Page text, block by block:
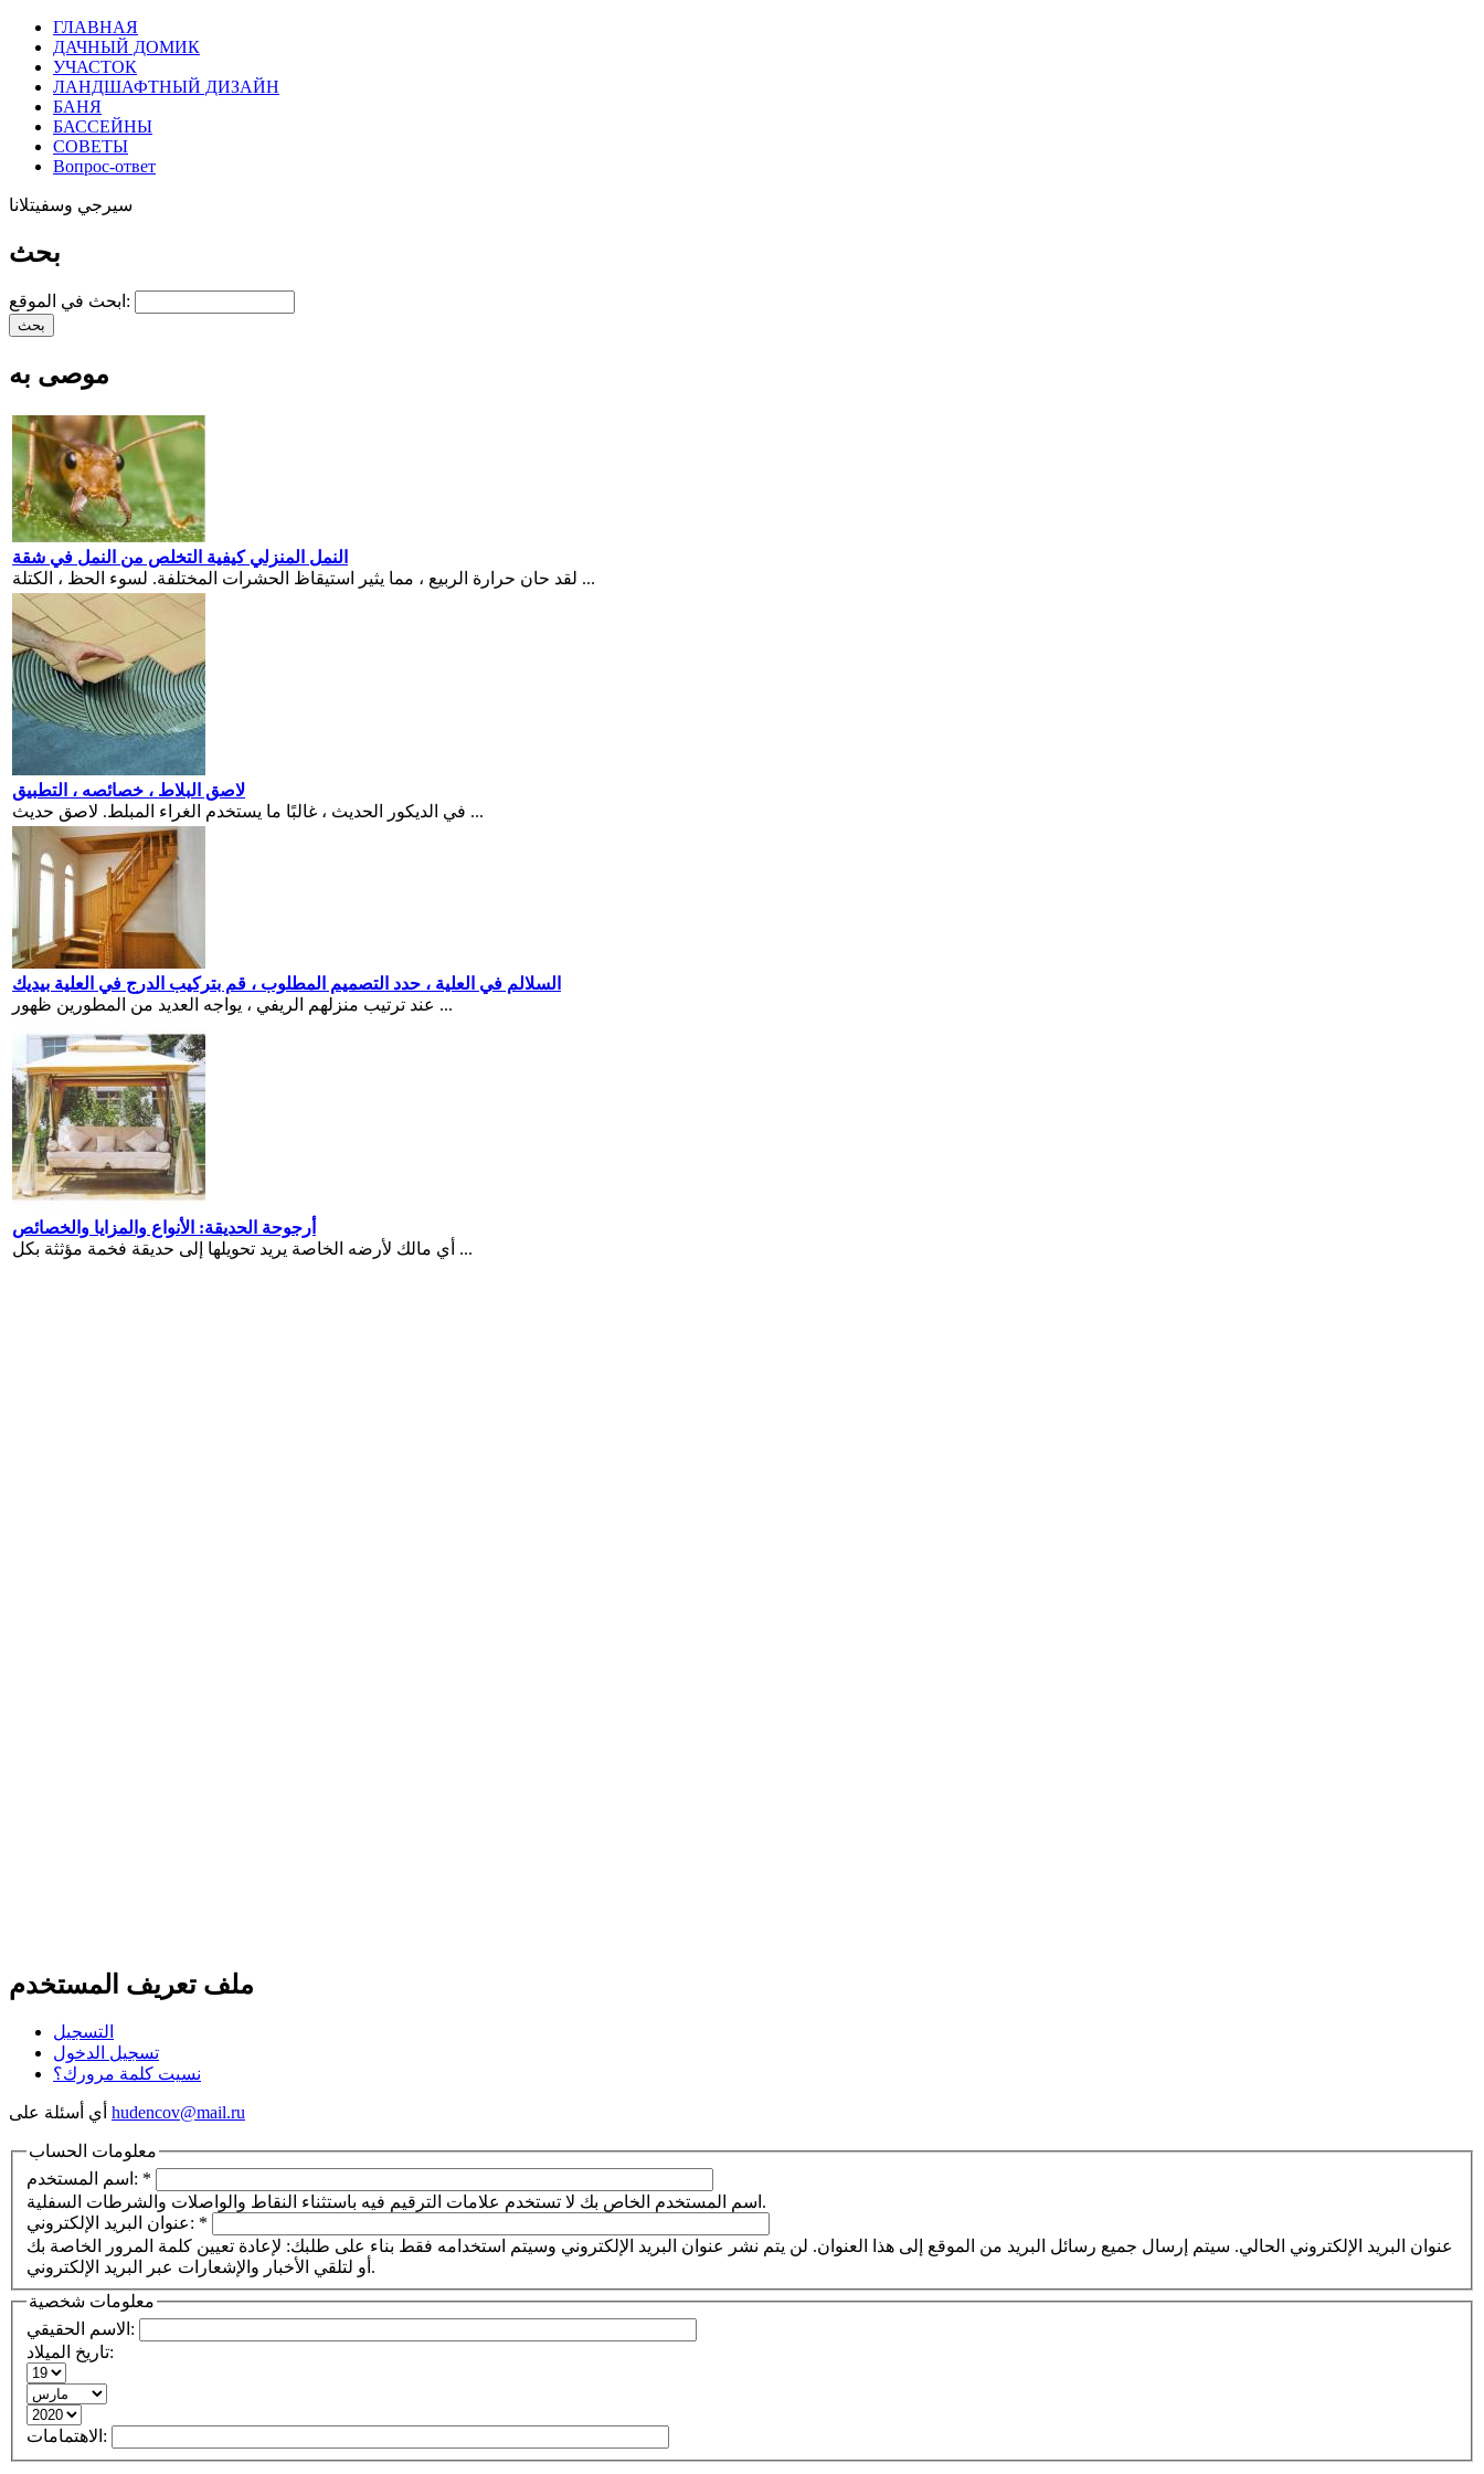
ГЛАВНАЯ
ДАЧНЫЙ ДОМИК
УЧАСТОК
ЛАНДШАФТНЫЙ ДИЗАЙН
БАНЯ
БАССЕЙНЫ
СОВЕТЫ
Вопрос-ответ
سيرجي وسفيتلانا
بحث
ابحث في الموقع:
موصى به
النمل المنزلي كيفية التخلص من النمل في شقة
لقد حان حرارة الربيع ، مما يثير استيقاظ الحشرات المختلفة. لسوء الحظ ، الكتلة ...
لاصق البلاط ، خصائصه ، التطبيق
في الديكور الحديث ، غالبًا ما يستخدم الغراء المبلط. لاصق حديث ...
السلالم في العلية ، حدد التصميم المطلوب ، قم بتركيب الدرج في العلية بيديك
عند ترتيب منزلهم الريفي ، يواجه العديد من المطورين ظهور ...
أرجوحة الحديقة: الأنواع والمزايا والخصائص
أي مالك لأرضه الخاصة يريد تحويلها إلى حديقة فخمة مؤثثة بكل ...
ملف تعريف المستخدم
التسجيل
تسجيل الدخول
نسيت كلمة مرورك؟
hudencov@mail.ru
معلومات الحساب
اسم المستخدم: *
اسم المستخدم الخاص بك لا تستخدم علامات الترقيم فيه باستثناء النقاط والواصلات والشرطات السفلية.
عنوان البريد الإلكتروني: *
عنوان البريد الإلكتروني الحالي. سيتم إرسال جميع رسائل البريد من الموقع إلى هذا العنوان. لن يتم نشر عنوان البريد الإلكتروني وسيتم استخدامه فقط بناء على طلبك: لإعادة تعيين كلمة المرور الخاصة بك
أو لتلقي الأخبار والإشعارات عبر البريد الإلكتروني.
معلومات شخصية
الاسم الحقيقي:
تاريخ الميلاد:
الاهتمامات: